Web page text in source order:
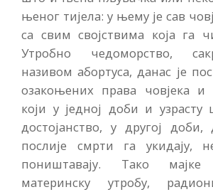
њеног тијела: у њему је сав
са свим својствима која га
Утробно чедоморство,
називом абортуса, данас је
озакоњених права човјека и
који у једној доби и
достојанство, у другој
послије смрти га укидају,
поништавају. Тако
материнску утробу,